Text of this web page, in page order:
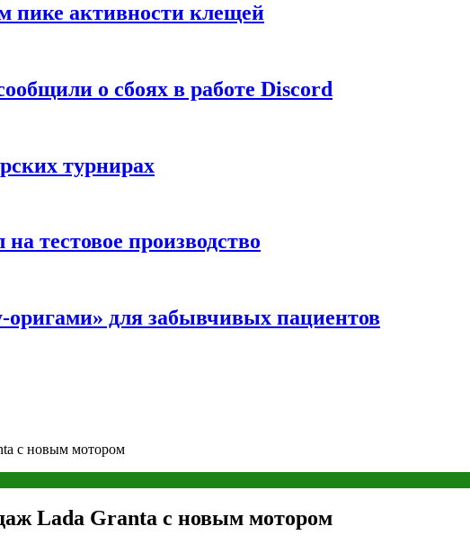
пике активности клещей
о сбоях в работе Discord
турнирах
тестовое производство
для забывчивых пациентов
с новым мотором
Lada Granta с новым мотором